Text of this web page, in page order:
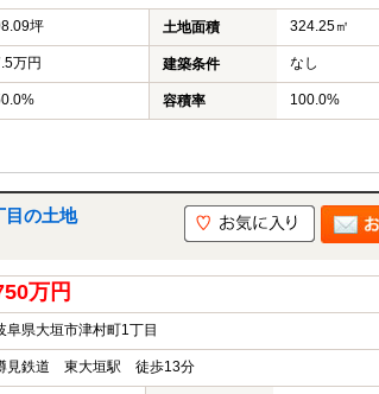
坪 土地面積 324.25㎡
万円 建築条件 なし
容積率 100.0%
の土地
万円
阜県大垣市津村町1丁目
見鉄道 東大垣駅 徒歩13分